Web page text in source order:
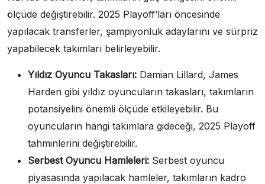
ölçüde değiştirebilir. 2025 Playoff’ları öncesinde
yapılacak transferler, şampiyonluk adaylarını ve sürpriz
yapabilecek takımları belirleyebilir.
Yıldız Oyuncu Takasları: Damian Lillard, James
Harden gibi yıldız oyuncuların takasları, takımların
potansiyelini önemli ölçüde etkileyebilir. Bu
oyuncuların hangi takımlara gideceği, 2025 Playoff
tahminlerini değiştirebilir.
Serbest Oyuncu Hamleleri: Serbest oyuncu
piyasasında yapılacak hamleler, takımların kadro